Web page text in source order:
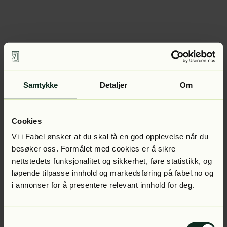
Samtykke Detaljer Om
Cookies
Vi i Fabel ønsker at du skal få en god opplevelse når du
besøker oss. Formålet med cookies er å sikre
nettstedets funksjonalitet og sikkerhet, føre statistikk, og
løpende tilpasse innhold og markedsføring på fabel.no og
i annonser for å presentere relevant innhold for deg.